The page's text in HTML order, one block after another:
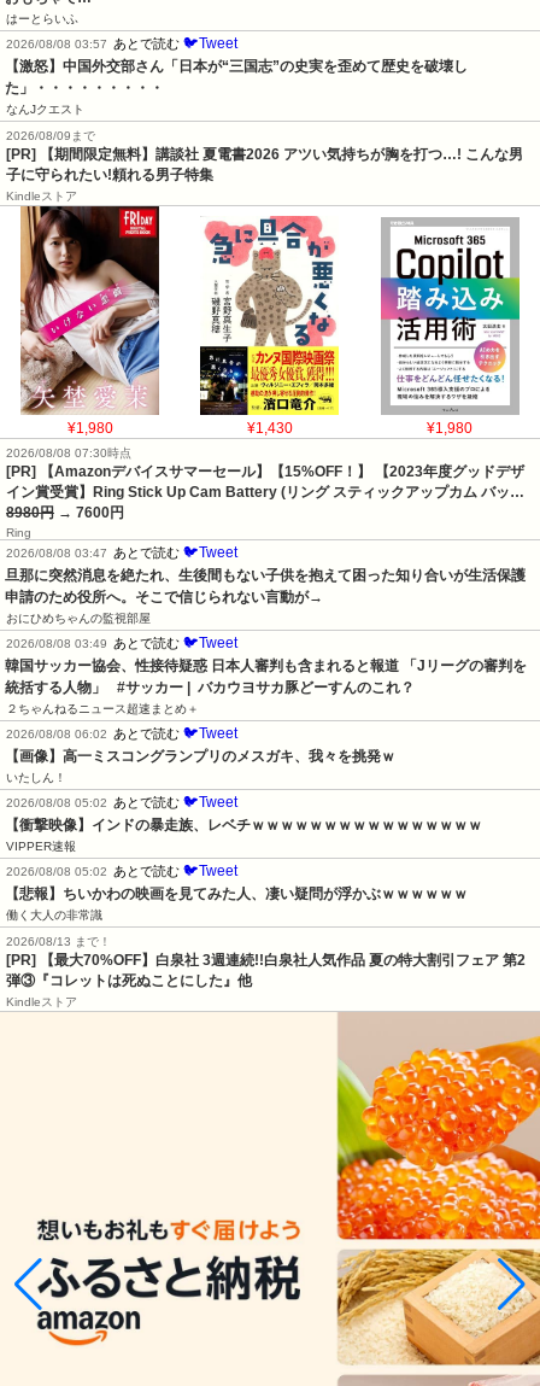
はーとらいふ
2026/08/08 03:57
あとで読む 🐦Tweet
【激怒】中国外交部さん「日本が“三国志”の史実を歪めて歴史を破壊し
た」・・・・・・・・・
なんJクエスト
2026/08/09まで
[PR] 【期間限定無料】講談社 夏電書2026 アツい気持ちが胸を打つ…! こんな男
子に守られたい!頼れる男子特集
Kindleストア
¥1,980 ¥1,430 ¥1,980
2026/08/08 07:30時点
[PR] 【Amazonデバイスサマーセール】【15%OFF！】 【2023年度グッドデザ
イン賞受賞】Ring Stick Up Cam Battery (リング スティックアップカム バッ…
8980円 → 7600円
Ring
2026/08/08 03:47
あとで読む 🐦Tweet
旦那に突然消息を絶たれ、生後間もない子供を抱えて困った知り合いが生活保護
申請のため役所へ。そこで信じられない言動が→
おにひめちゃんの監視部屋
2026/08/08 03:49
あとで読む 🐦Tweet
韓国サッカー協会、性接待疑惑 日本人審判も含まれると報道 「Jリーグの審判を
統括する人物」   #サッカー |  バカウヨサカ豚どーすんのこれ？
２ちゃんねるニュース超速まとめ＋
2026/08/08 06:02
あとで読む 🐦Tweet
【画像】高一ミスコングランプリのメスガキ、我々を挑発ｗ
いたしん！
2026/08/08 05:02
あとで読む 🐦Tweet
【衝撃映像】インドの暴走族、レベチｗｗｗｗｗｗｗｗｗｗｗｗｗｗｗｗ
VIPPER速報
2026/08/08 05:02
あとで読む 🐦Tweet
【悲報】ちいかわの映画を見てみた人、凄い疑問が浮かぶｗｗｗｗｗｗ
働く大人の非常識
2026/08/13 まで！
[PR] 【最大70%OFF】白泉社 3週連続!!白泉社人気作品 夏の特大割引フェア 第2
弾③『コレットは死ぬことにした』他
Kindleストア